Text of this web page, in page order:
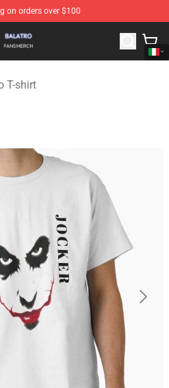
on orders over $100
Balatro Merchandise Store
T-shirt